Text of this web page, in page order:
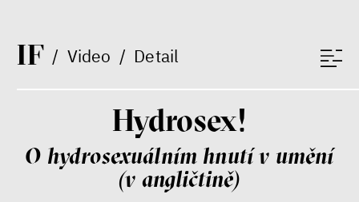
IF/ Video / Detail
Seznamky, skinnyTok a nový
Hydrosex!
O hydrosexuálním hnutí v umění
(v angličtině)